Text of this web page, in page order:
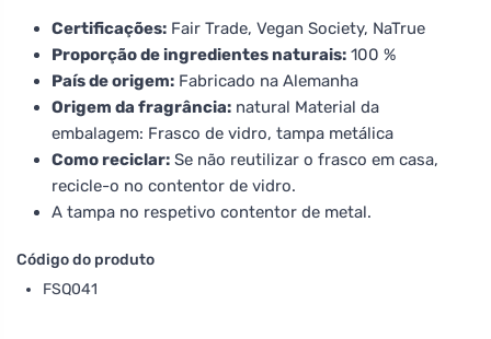
Certificações: Fair Trade, Vegan Society, NaTrue
Proporção de ingredientes naturais: 100 %
País de origem: Fabricado na Alemanha
Origem da fragrância: natural Material da
embalagem: Frasco de vidro, tampa metálica
Como reciclar: Se não reutilizar o frasco em casa,
recicle-o no contentor de vidro.
A tampa no respetivo contentor de metal.
Código do produto
FSQ041